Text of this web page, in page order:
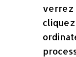
verrez